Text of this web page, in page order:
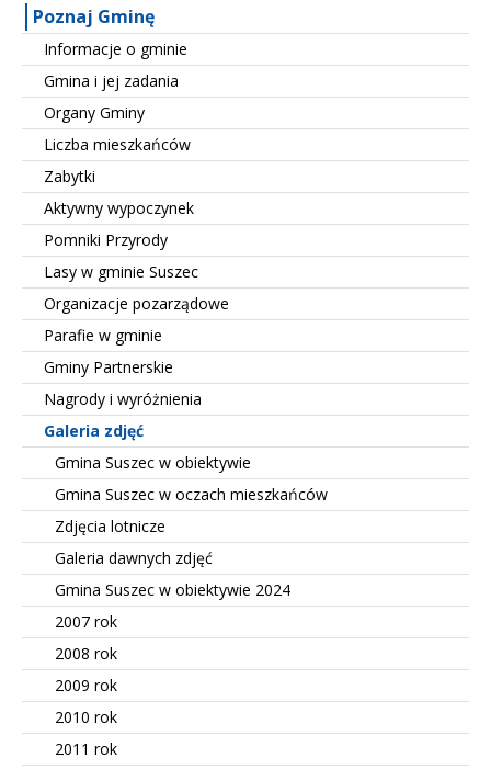
Poznaj Gminę
Informacje o gminie
Gmina i jej zadania
Organy Gminy
Liczba mieszkańców
Zabytki
Aktywny wypoczynek
Pomniki Przyrody
Lasy w gminie Suszec
Organizacje pozarządowe
Parafie w gminie
Gminy Partnerskie
Nagrody i wyróżnienia
Galeria zdjęć
Gmina Suszec w obiektywie
Gmina Suszec w oczach mieszkańców
Zdjęcia lotnicze
Galeria dawnych zdjęć
Gmina Suszec w obiektywie 2024
2007 rok
2008 rok
2009 rok
2010 rok
2011 rok